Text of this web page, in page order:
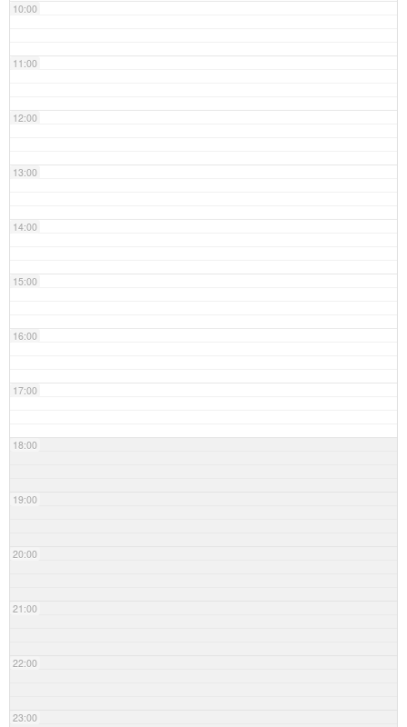
10:00
11:00
12:00
13:00
14:00
15:00
16:00
17:00
18:00
19:00
20:00
21:00
22:00
23:00